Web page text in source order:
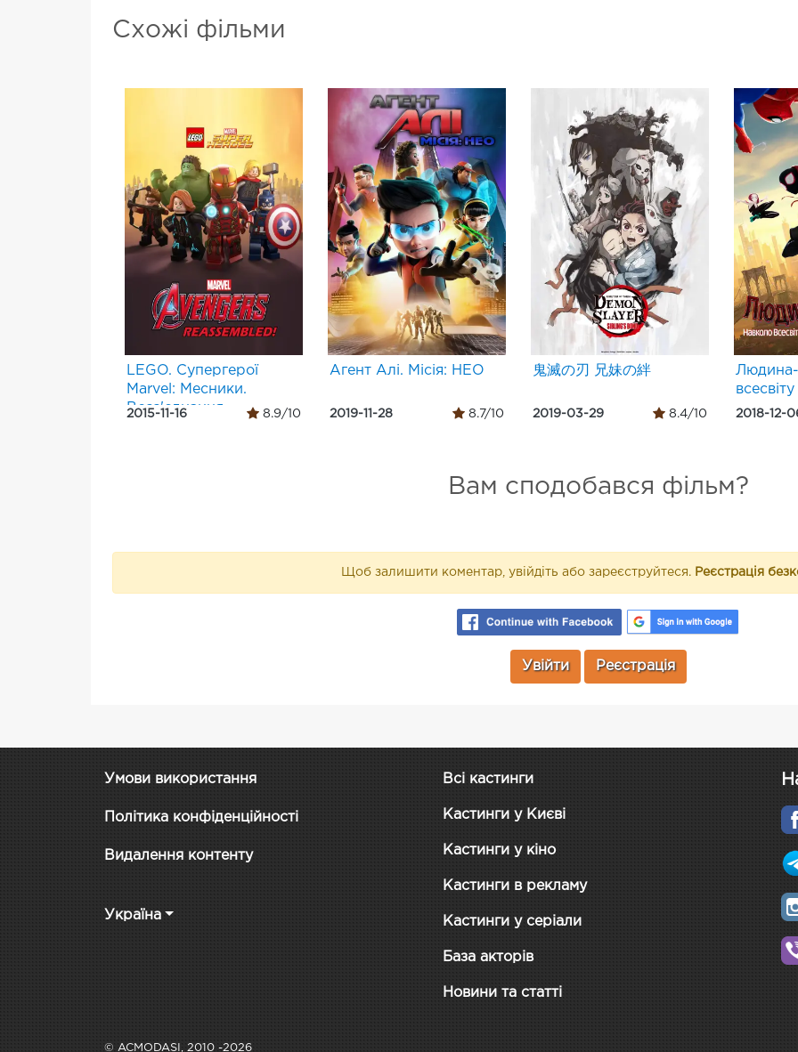
Схожі фільми
LEGO. Супергерої
Marvel: Месники.
Возз'єднання
2015-11-16 8.9/10
Агент Алі. Місія: НЕО
2019-11-28 8.7/10
鬼滅の刃 兄妹の絆
2019-03-29 8.4/10
Людина-
всесвіту
2018-12-
Вам сподобався фільм?
Щоб залишити коментар, увійдіть або зареєструйтеся. Реєстрація
Увійти Реєстрація
Умови використання
Політика конфіденційності
Видалення контенту
Україна
Всі кастинги
Кастинги у Києві
Кастинги у кіно
Кастинги в рекламу
Кастинги у серіали
База акторів
Новини та статті
© ACMODASI, 2010 -2026